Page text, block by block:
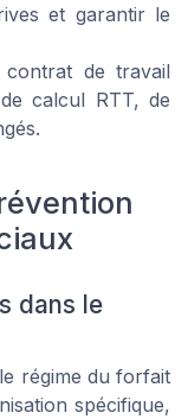
et garantir le
de travail
calcul RTT, de
dans le
régime du forfait
spécifique,